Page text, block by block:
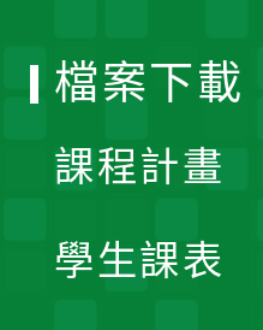
檔案下載
課程計畫
學生課表